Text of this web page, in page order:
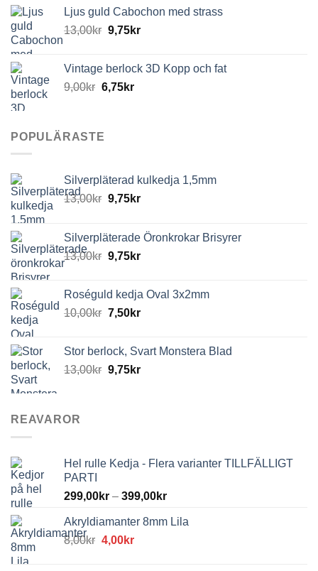
Ljus guld Cabochon med strass
13,00kr 9,75kr
Vintage berlock 3D Kopp och fat
9,00kr 6,75kr
POPULÄRASTE
Silverpläterad kulkedja 1,5mm
13,00kr 9,75kr
Silverpläterade Öronkrokar Brisyrer
13,00kr 9,75kr
Roséguld kedja Oval 3x2mm
10,00kr 7,50kr
Stor berlock, Svart Monstera Blad
13,00kr 9,75kr
REAVAROR
Hel rulle Kedja - Flera varianter TILLFÄLLIGT
PARTI
299,00kr – 399,00kr
Akryldiamanter 8mm Lila
8,00kr Det
4,00krDet